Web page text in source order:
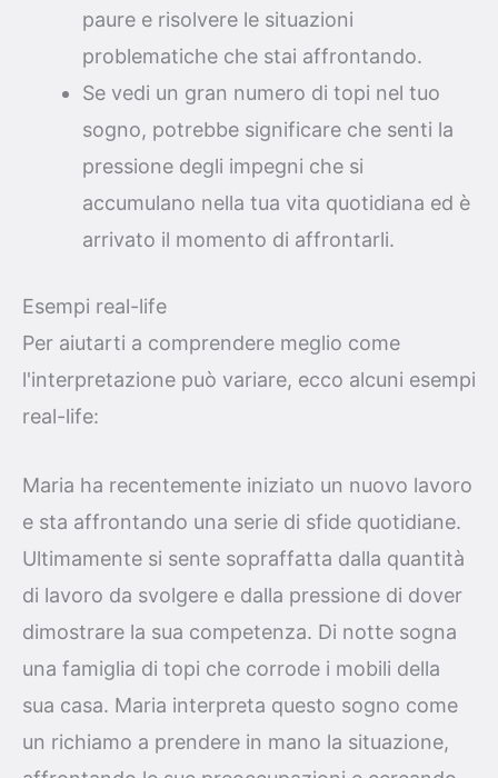
paure e risolvere le situazioni
problematiche che stai affrontando.
Se vedi un gran numero di topi nel tuo
sogno, potrebbe significare che senti la
pressione degli impegni che si
accumulano nella tua vita quotidiana ed è
arrivato il momento di affrontarli.
Esempi real-life
Per aiutarti a comprendere meglio come
l'interpretazione può variare, ecco alcuni esempi
real-life:
Maria ha recentemente iniziato un nuovo lavoro
e sta affrontando una serie di sfide quotidiane.
Ultimamente si sente sopraffatta dalla quantità
di lavoro da svolgere e dalla pressione di dover
dimostrare la sua competenza. Di notte sogna
una famiglia di topi che corrode i mobili della
sua casa. Maria interpreta questo sogno come
un richiamo a prendere in mano la situazione,